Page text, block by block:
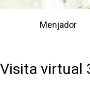
Menjador
Visita virtual